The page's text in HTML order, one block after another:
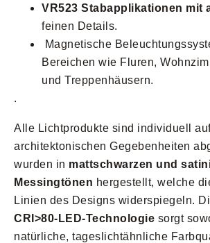
VR523 Stabapplikationen mit
feinen Details.
Magnetische
Bereichen wie Fluren,
und Treppenhäusern.
.
Alle Lichtprodukte sind individuell
architektonischen Gegebenheiten
wurden in mattschwarzen und
Messingtönen hergestellt, welche
Linien des Designs widerspiegeln.
CRI>80-LED-Technologie sorgt
natürliche, tageslichtähnliche